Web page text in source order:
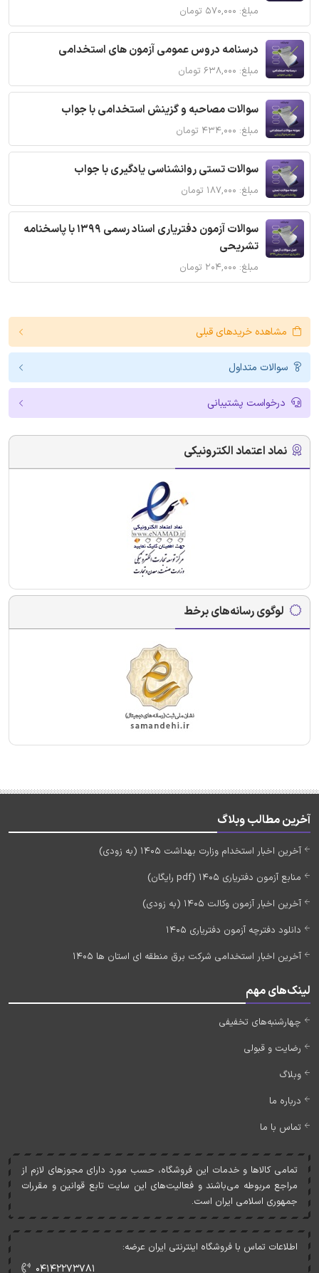
مبلغ: ۵۷۰,۰۰۰ تومان
درسنامه دروس عمومی آزمون های استخدامی
مبلغ: ۶۳۸,۰۰۰ تومان
سوالات مصاحبه و گزینش استخدامی با جواب
مبلغ: ۴۳۴,۰۰۰ تومان
سوالات تستی روانشناسی یادگیری با جواب
مبلغ: ۱۸۷,۰۰۰ تومان
سوالات آزمون دفتریاری اسناد رسمی 1399 با پاسخنامه
تشریحی
مبلغ: ۲۰۴,۰۰۰ تومان
مشاهده خریدهای قبلی
سوالات متداول
درخواست پشتیبانی
نماد اعتماد الکترونیکی
لوگوی رسانه‌های برخط
آخرین مطالب وبلاگ
آخرین اخبار استخدام وزارت بهداشت 1405 (به زودی)
منابع آزمون دفتریاری 1405 (pdf رایگان)
آخرین اخبار آزمون وکالت 1405 (به زودی)
دانلود دفترچه آزمون دفتریاری 1405
آخرین اخبار استخدامی شرکت برق منطقه ای استان ها 1405
لینک‌های مهم
چهارشنبه‌های تخفیفی
رضایت و قبولی
وبلاگ
درباره ما
تماس با ما
تمامی کالاها و خدمات اين فروشگاه، حسب مورد دارای مجوزهای لازم از
مراجع مربوطه می‌باشند و فعاليت‌های اين سايت تابع قوانين و مقررات
جمهوری اسلامی ايران است.
اطلاعات تماس با فروشگاه اینترنتی ایران عرضه:
۰۴۱۴۲۲۷۳۷۸۱